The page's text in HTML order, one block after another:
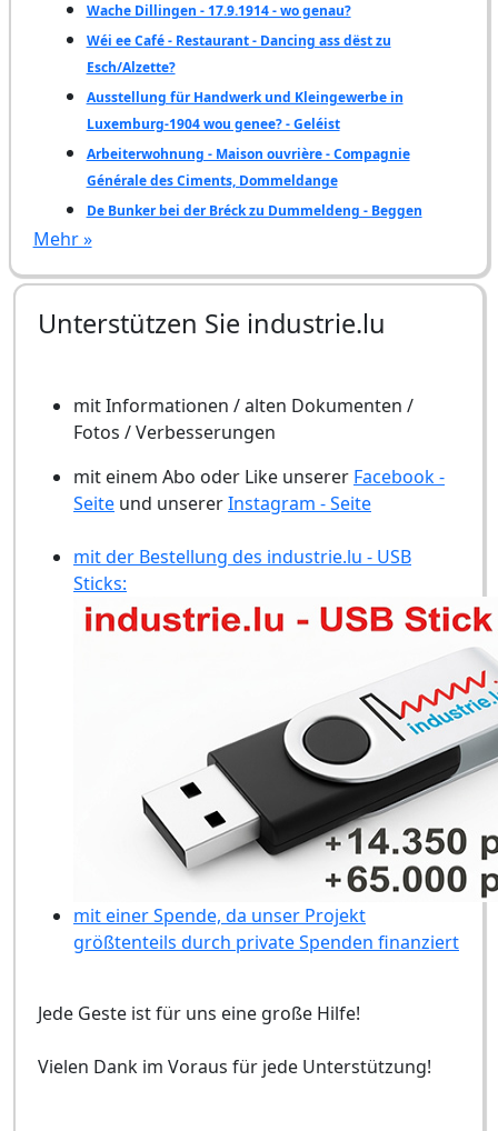
Wache Dillingen - 17.9.1914 - wo genau?
Wéi ee Café - Restaurant - Dancing ass dëst zu
Esch/Alzette?
Ausstellung für Handwerk und Kleingewerbe in
Luxemburg-1904 wou genee? - Geléist
Arbeiterwohnung - Maison ouvrière - Compagnie
Générale des Ciments, Dommeldange
De Bunker bei der Bréck zu Dummeldeng - Beggen
Mehr »
Unterstützen Sie industrie.lu
mit Informationen / alten Dokumenten /
Fotos / Verbesserungen
mit einem Abo oder Like unserer Facebook -
Seite und unsererInstagram - Seite
mit der Bestellung des industrie.lu - USB
Sticks:
mit einer Spende, da unser Projekt
größtenteils durch private Spenden finanziert
Jede Geste ist für uns eine große Hilfe!
Vielen Dank im Voraus für jede Unterstützung!